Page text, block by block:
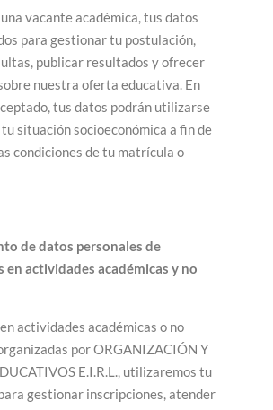
vacante académica, tus datos
para gestionar tu postulación,
publicar resultados y ofrecer
nuestra oferta educativa. En
tus datos podrán utilizarse
situación socioeconómica a fin de
condiciones de tu matrícula o
de datos personales de
en actividades académicas y no
actividades académicas o no
por ORGANIZACIÓN Y
E.I.R.L., utilizaremos tu
gestionar inscripciones, atender